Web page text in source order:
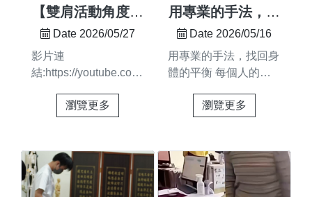
回更自在、更輕鬆的身
台南整復 #佳里整復 #
體態調整 #痠痛舒緩
你是上班族肩頸僵硬，
王老師都能用這些法寶
幫你「校正回
歸」！ 地址：台南市
（歡迎預約！） #麻豆
袋 #社畜救星
【雙肩活動角度受
限｜調理紀錄】
Date 2026/05/27
影片連
結:https://youtube.com/shorts/QZWAwjKhaBk?
膀緊繃、活動受限的困
手都感到相當不適，連
日常簡單的動作都深受
影響😔圓舜整復針對肩
瀏覽更多
用專業的手法，找
回身體的平衡 每
它的慣性與記憶
Date 2026/05/16
用專業的手法，找回身
體的平衡 每個人的身
憶 它記住了你的壓
讓你痛、讓你緊 讓你
的身體一直在代償，反
覆不適 整復，就是打
瀏覽更多